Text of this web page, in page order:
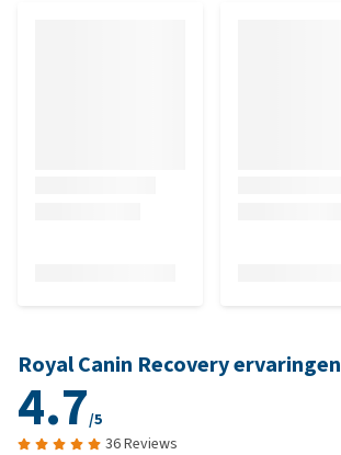
Royal Canin Recovery ervaringen
4.7/5
36 Reviews